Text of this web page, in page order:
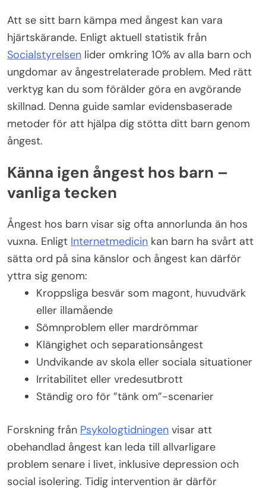
Att se sitt barn kämpa med ångest kan vara
hjärtskärande. Enligt aktuell statistik från
Socialstyrelsen lider omkring 10% av alla barn och
ungdomar av ångestrelaterade problem. Med rätt
verktyg kan du som förälder göra en avgörande
skillnad. Denna guide samlar evidensbaserade
metoder för att hjälpa dig stötta ditt barn genom
ångest.
Känna igen ångest hos barn –
vanliga tecken
Ångest hos barn visar sig ofta annorlunda än hos
vuxna. Enligt Internetmedicin kan barn ha svårt att
sätta ord på sina känslor och ångest kan därför
yttra sig genom:
Kroppsliga besvär som magont, huvudvärk
eller illamående
Sömnproblem eller mardrömmar
Klängighet och separationsångest
Undvikande av skola eller sociala situationer
Irritabilitet eller vredesutbrott
Ständig oro för ”tänk om”-scenarier
Forskning från Psykologtidningen visar att
obehandlad ångest kan leda till allvarligare
problem senare i livet, inklusive depression och
social isolering. Tidig intervention är därför